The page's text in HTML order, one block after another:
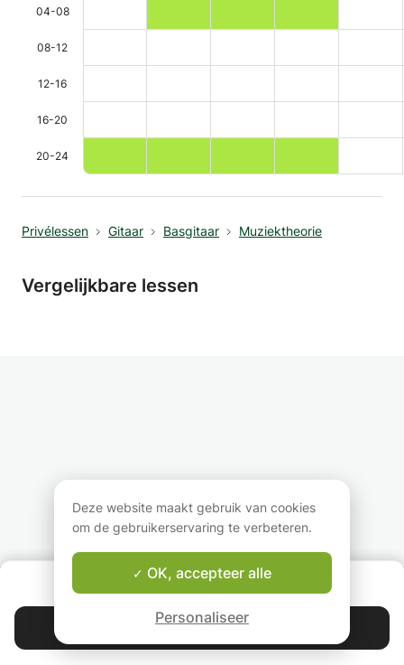
04-08
08-12
12-16
16-20
20-24
Privélessen Gitaar Basgitaar Muziektheorie
Vergelijkbare lessen
Good-fit Leraar Garantie
Contacteer Jesse
4.9 44 399
Deze website maakt gebruik van cookies
om de gebruikerservaring te verbeteren.
OK, accepteer alle
Personaliseer